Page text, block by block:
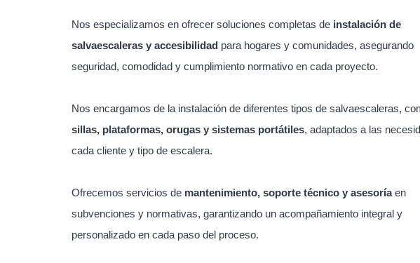
Nos especializamos en ofrecer soluciones completas de instalación de
salvaescaleras y accesibilidad para hogares y comunidades, asegurando
seguridad, comodidad y cumplimiento normativo en cada proyecto.
Nos encargamos de la instalación de diferentes tipos de salvaescaleras,
sillas, plataformas, orugas y sistemas portátiles, adaptados a las
cada cliente y tipo de escalera.
Ofrecemos servicios de mantenimiento, soporte técnico y asesoríaen
subvenciones y normativas, garantizando un acompañamiento integral y
personalizado en cada paso del proceso.